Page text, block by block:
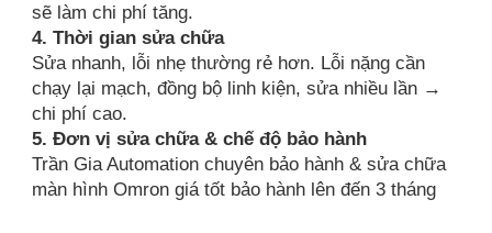
sẽ làm chi phí tăng.
4. Thời gian sửa chữa
Sửa nhanh, lỗi nhẹ thường rẻ hơn. Lỗi nặng cần
chạy lại mạch, đồng bộ linh kiện, sửa nhiều lần →
chi phí cao.
5. Đơn vị sửa chữa & chế độ bảo hành
Trần Gia Automation chuyên bảo hành & sửa chữa
màn hình Omron giá tốt bảo hành lên đến 3 tháng